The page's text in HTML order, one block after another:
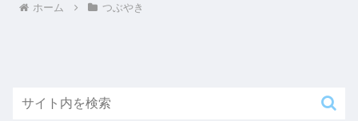
ホーム つぶやき